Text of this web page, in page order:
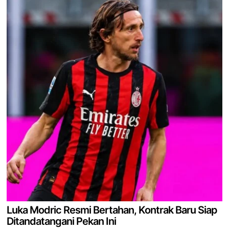
Luka Modric Resmi Bertahan, Kontrak Baru Siap
Ditandatangani Pekan Ini